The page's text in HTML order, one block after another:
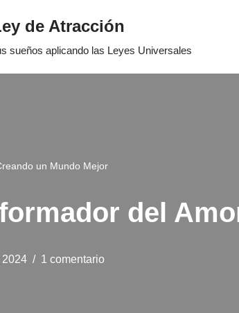
de Atracción
sueños aplicando las Leyes Universales
un Mundo Mejor
del
2024 1 comentario